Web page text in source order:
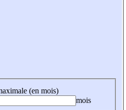
(en mois)
mois